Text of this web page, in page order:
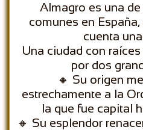
Almagro es una
comunes en
cuenta
Una ciudad con
por dos
🔸 Su origen
estrechamente a la
la que fue capital
🔸 Su esplendor